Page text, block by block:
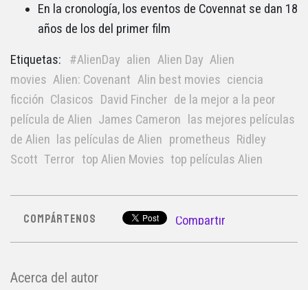
En la cronología, los eventos de Covennat se dan 18
años de los del primer film
Etiquetas: #AlienDay alien Alien Day Alien
movies Alien: Covenant Alin best movies ciencia
ficción Clasicos David Fincher de la mejor a la peor
película de Alien James Cameron
las mejores películas
de Alien
las películas de Alien prometheus Ridley
Scott Terror top Alien Movies top películas Alien
COMPÁRTENOS Compartir
Acerca del autor